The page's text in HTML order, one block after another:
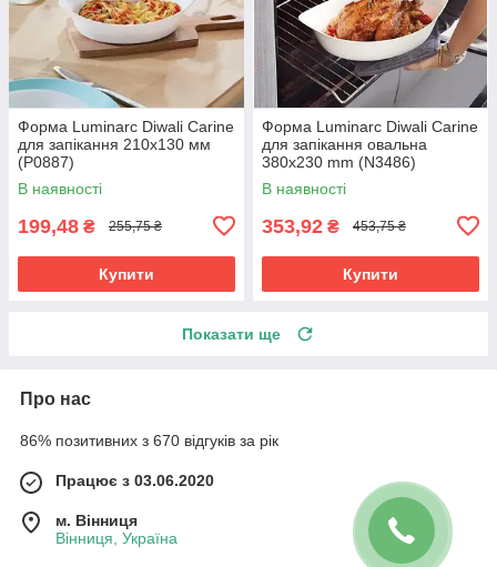
Форма Luminarc Diwali Carine
для запікання 210х130 мм
(P0887)
В наявності
199,48 ₴ 255,75 ₴
Купити
Форма Luminarc Diwali Carine
для запікання овальна
380x230 mm (N3486)
В наявності
353,92 ₴ 453,75 ₴
Купити
Показати ще
Про нас
86% позитивних з 670 відгуків за рік
Працює з 03.06.2020
м. Вінниця
Вінниця, Україна